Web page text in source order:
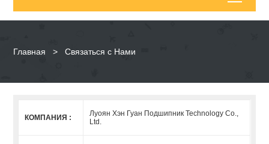
Главная > Связаться с Нами
КОМПАНИЯ :
Луоян Хэн Гуан Подшипник Technology Co.,
Ltd.